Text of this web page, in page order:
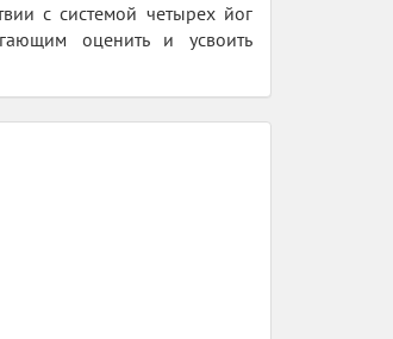
с системой четырех йог
оценить и усвоить